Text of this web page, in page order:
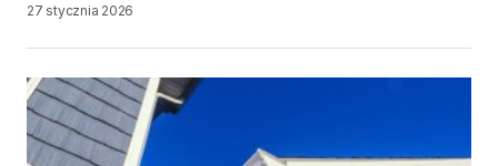
27 stycznia 2026